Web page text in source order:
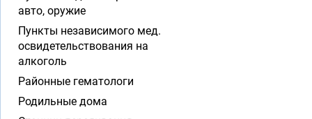
авто, оружие
Пункты независимого мед.
освидетельствования на
алкоголь
Районные гематологи
Родильные дома